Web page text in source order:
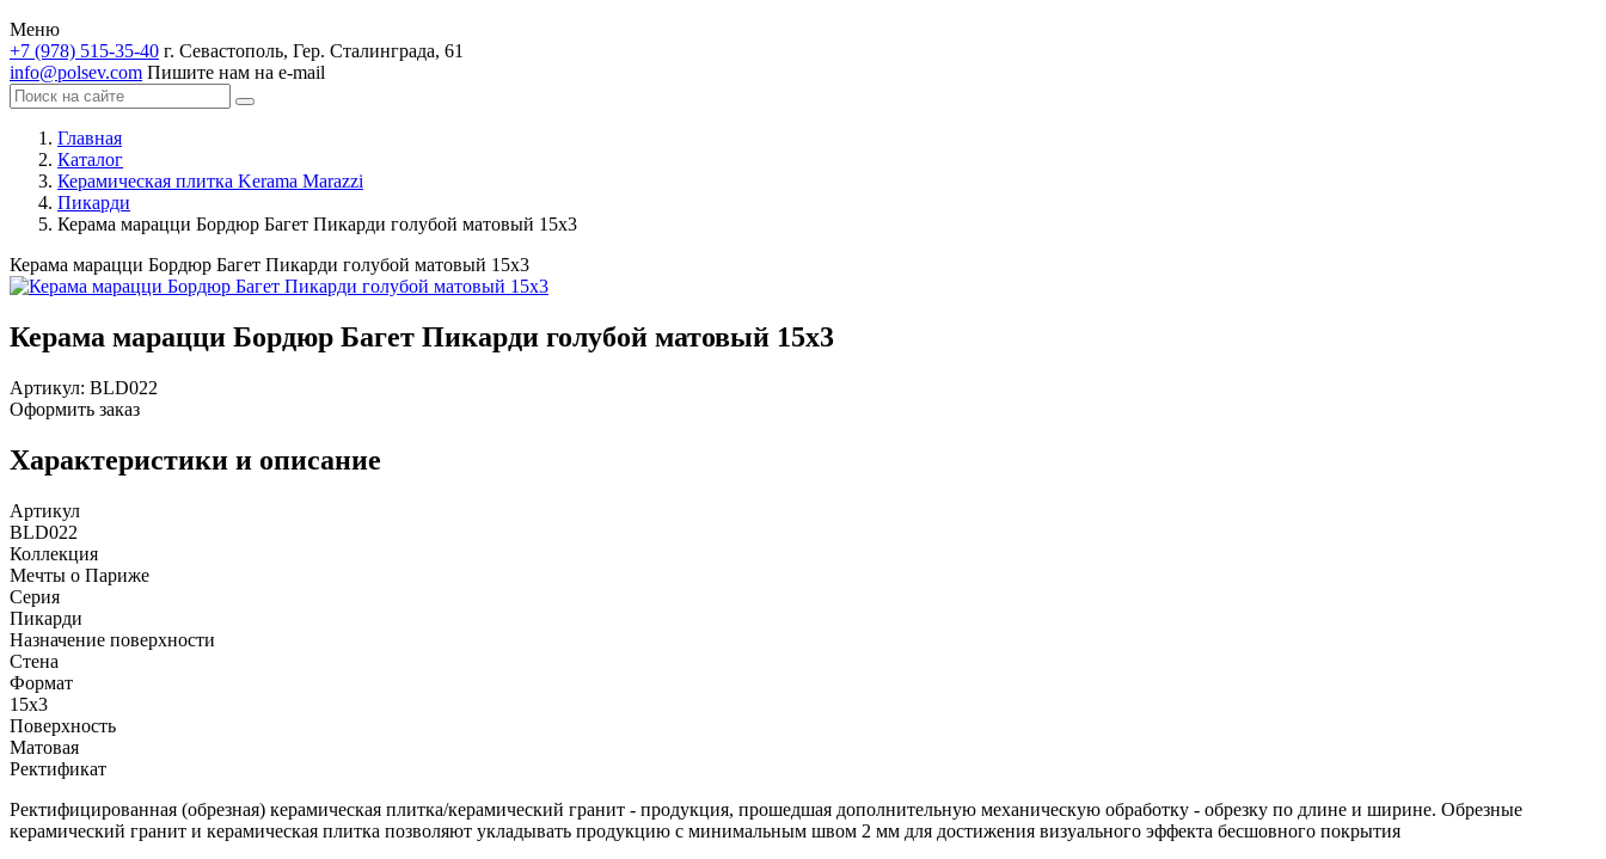
Меню
+7 (978) 515-35-40 г. Севастополь, Гер. Сталинграда, 61
info@polsev.com Пишите нам на e-mail
Главная
Каталог
Керамическая плитка Kerama Marazzi
Пикарди
Керама марацци Бордюр Багет Пикарди голубой матовый 15х3
Керама марацци Бордюр Багет Пикарди голубой матовый 15х3
Керама марацци Бордюр Багет Пикарди голубой матовый 15х3
Артикул: BLD022
Оформить заказ
Характеристики и описание
Артикул
BLD022
Коллекция
Мечты о Париже
Серия
Пикарди
Назначение поверхности
Стена
Формат
15x3
Поверхность
Матовая
Ректификат
Ректифицированная (обрезная) керамическая плитка/керамический гранит - продукция, прошедшая дополнительную механическую обработку - обрезку по длине и ширине. Обрезные
керамический гранит и керамическая плитка позволяют укладывать продукцию с минимальным швом 2 мм для достижения визуального эффекта бесшовного покрытия